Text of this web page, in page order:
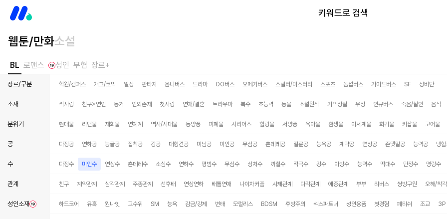
키워드로 검색
웹툰/만화소설
BL 로맨스 성인 무협 장르+
장르/구분 학원/캠퍼스 개그/코믹 일상 판타지 옴니버스 드라마 OO버스 오메가버스 스릴러/미스터리 스포츠 돔섭버스 가이드버스 SF 성비단
소재 짝사랑 친구>연인 동거 인외존재 첫사랑 연애/결혼 트라우마 복수 초능력 동물 소설원작 기억상실 우정 인큐버스 죽음/살인 음식
분위기 현대물 리맨물 재회물 연예계 역사/시대물 동양풍 피폐물 시리어스 힐링물 서양풍 육아물 환생물 이세계물 회귀물 키잡물 고어물
공 다정공 연하공 능글공 집착공 강공 대형견공 미남공 미인공 무심공 츤데레공 절륜공 능욕공 계략공 연상공 존댓말공 능력공 냉
수 다정수 미인수 연상수 츤데레수 소심수 연하수 평범수 무심수 상처수 까칠수 적극수 강수 아방수 능력수 떡대수 단정수 명랑수
관계 친구 계약관계 삼각관계 주종관계 선후배 연상연하 배틀연애 나이차커플 사제관계 다각관계 애증관계 부부 리버스 쌍방구원 오해/착각
성인소재 하드코어 유혹 원나잇 고수위 SM 능욕 감금/강제 변태 모럴리스 BDSM 후방주의 섹스파트너 성인용품 첫경험 페티쉬 조교 3P